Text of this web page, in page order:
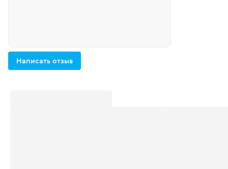
Написать отзыв